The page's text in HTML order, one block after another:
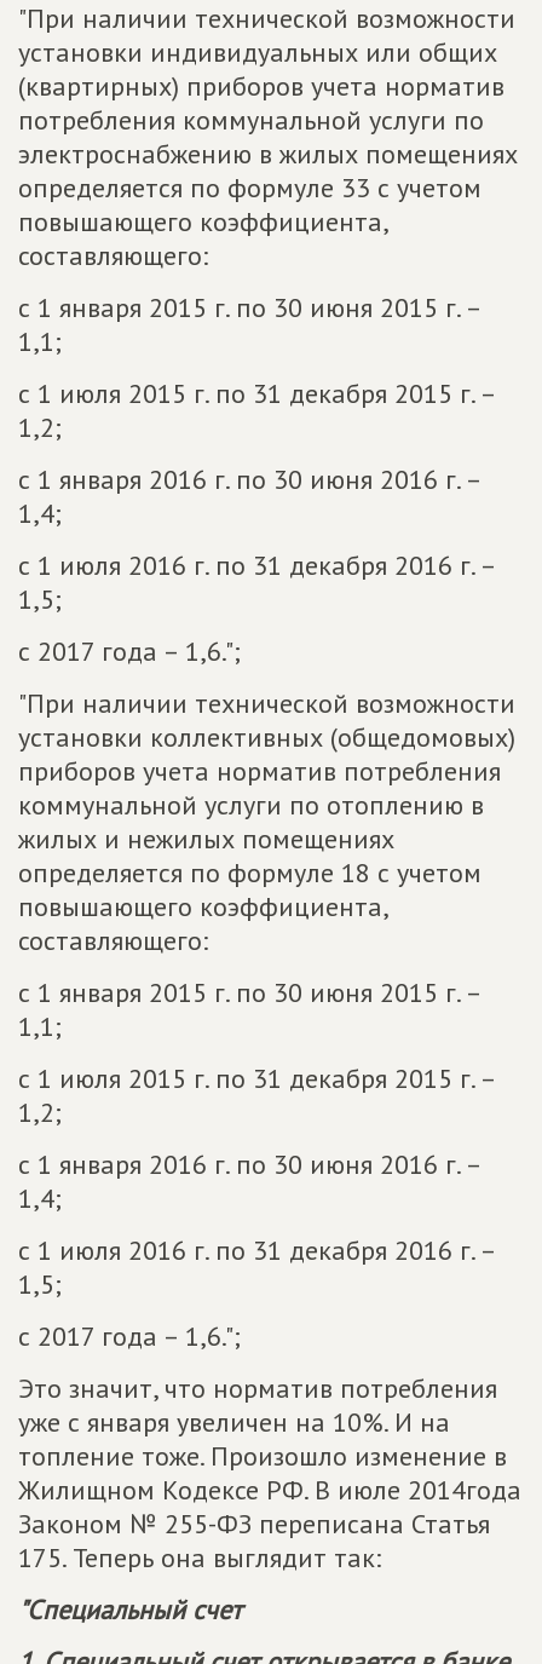
"При наличии технической возможности
установки индивидуальных или общих
(квартирных) приборов учета норматив
потребления коммунальной услуги по
электроснабжению в жилых помещениях
определяется по формуле 33 с учетом
повышающего коэффициента,
составляющего:
с 1 января 2015 г. по 30 июня 2015 г. –
1,1;
с 1 июля 2015 г. по 31 декабря 2015 г. –
1,2;
с 1 января 2016 г. по 30 июня 2016 г. –
1,4;
с 1 июля 2016 г. по 31 декабря 2016 г. –
1,5;
с 2017 года – 1,6.";
"При наличии технической возможности
установки коллективных (общедомовых)
приборов учета норматив потребления
коммунальной услуги по отоплению в
жилых и нежилых помещениях
определяется по формуле 18 с учетом
повышающего коэффициента,
составляющего:
с 1 января 2015 г. по 30 июня 2015 г. –
1,1;
с 1 июля 2015 г. по 31 декабря 2015 г. –
1,2;
с 1 января 2016 г. по 30 июня 2016 г. –
1,4;
с 1 июля 2016 г. по 31 декабря 2016 г. –
1,5;
с 2017 года – 1,6.";
Это значит, что норматив потребления
уже с января увеличен на 10%. И на
топление тоже. Произошло изменение в
Жилищном Кодексе РФ. В июле 2014года
Законом № 255-ФЗ переписана Статья
175. Теперь она выглядит так:
"Специальный счет